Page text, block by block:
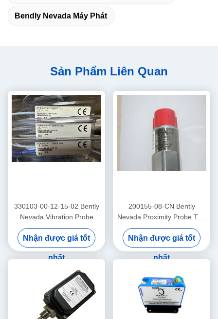
Bendly Nevada Máy Phát
Sản Phẩm Liên Quan
330103-00-12-15-02 Bently
Nevada Vibration Probe
3300 Xl Proximitor Sensor
Nhận được giá tốt
nhất
200155-08-CN Bently
Nevada Proximity Probe Tần
số thấp Trendmaster Pro
Accelerometer
Nhận được giá tốt
nhất